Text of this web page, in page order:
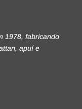
1978, fabricando
apuí e